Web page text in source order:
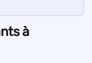
à